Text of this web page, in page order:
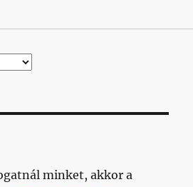
minket, akkor a